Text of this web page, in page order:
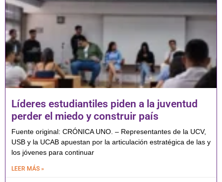
Líderes estudiantiles piden a la juventud
perder el miedo y construir país
Fuente original: CRÓNICA UNO. – Representantes de la UCV,
USB y la UCAB apuestan por la articulación estratégica de las y
los jóvenes para continuar
LEER MÁS »